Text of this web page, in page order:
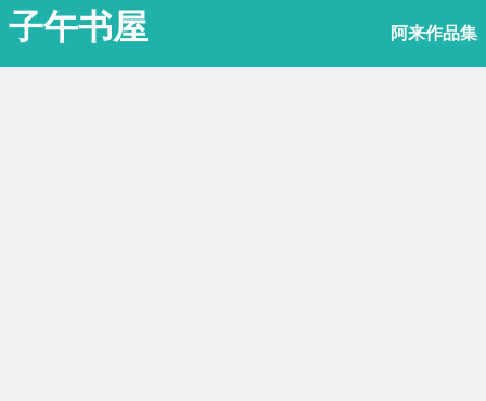
子午书屋 阿来作品集